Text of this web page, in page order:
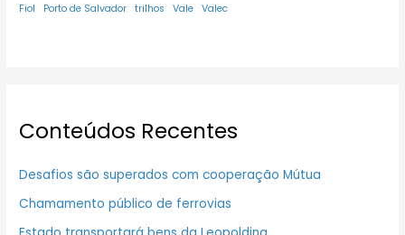
Fiol Porto de Salvador trilhos Vale Valec
Conteúdos Recentes
Desafios são superados com cooperação Mútua
Chamamento público de ferrovias